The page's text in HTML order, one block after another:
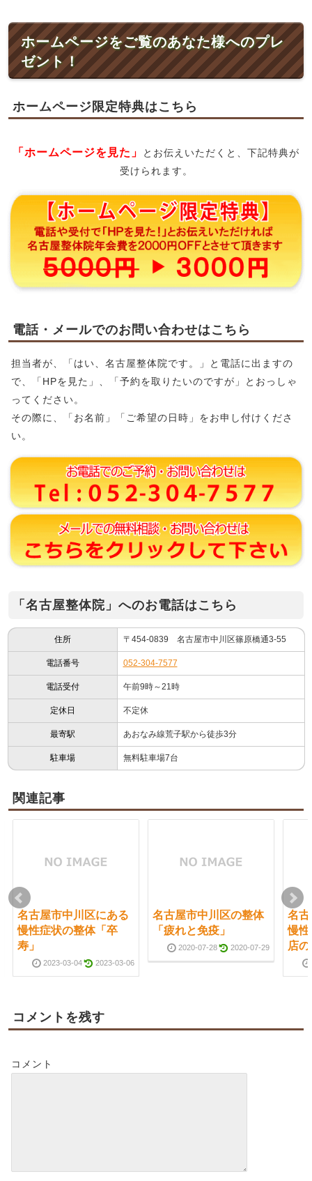
ホームページをご覧のあなた様へのプレ
ゼント！
ホームページ限定特典はこちら
「ホームページを見た」
とお伝えいただくと、下記特典が
受けられます。
電話・メールでのお問い合わせはこちら
担当者が、「はい、名古屋整体院です。」と電話に出ますの
で、「HPを見た」、「予約を取りたいのですが」とおっしゃ
ってください。
その際に、「お名前」「ご希望の日時」をお申し付けくださ
い。
「名古屋整体院」へのお電話はこちら
住所 〒454-0839 名古屋市中川区篠原橋通3-55
電話番号 052-304-7577
電話受付 午前9時～21時
定休日 不定休
最寄駅 あおなみ線荒子駅から徒歩3分
駐車場 無料駐車場7台
関連記事
名古屋市中川区にある
慢性症状の整体「卒
寿」
2023-03-04 2023-03-06
名古屋市中川区の整体
「疲れと免疫」
2020-07-28 2020-07-29
名
慢
店
コメントを残す
コメント